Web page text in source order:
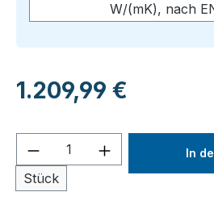
W/(mK), nach
Regulärer Preis:
1.209,99 €
Produkt Anzahl: Gib
Stück
In